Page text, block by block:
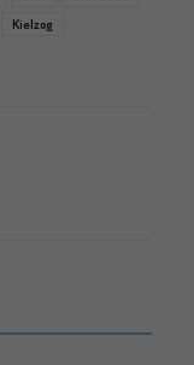
Kielzog